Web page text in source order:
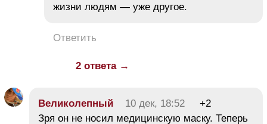
жизни людям — уже другое.
Ответить
2 ответа →
Великолепный 10 дек, 18:52
+2
Зря он не носил медицинскую маску. Теперь